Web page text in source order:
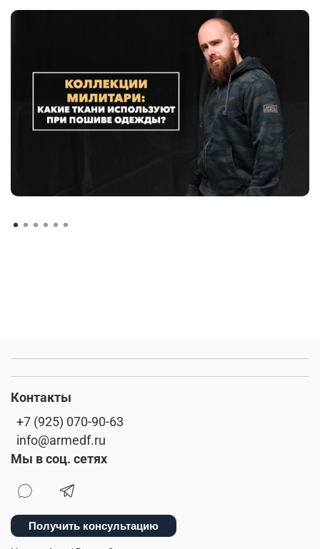
Контакты
+7 (925) 070-90-63
info@armedf.ru
Мы в соц. сетях
Получить консультацию